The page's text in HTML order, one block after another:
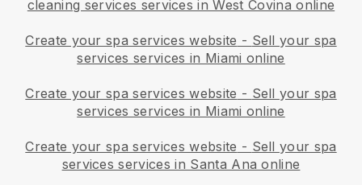
cleaning services services in West Covina online
Create your spa services website - Sell your spa
services services in Miami online
Create your spa services website - Sell your spa
services services in Miami online
Create your spa services website - Sell your spa
services services in Santa Ana online